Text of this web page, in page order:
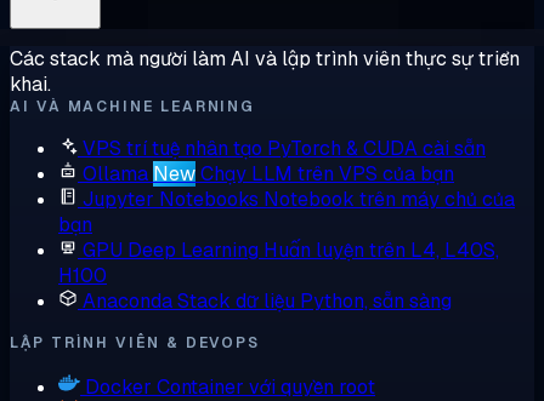
Các stack mà người làm AI và lập trình viên thực sự triển
khai.
AI VÀ MACHINE LEARNING
VPS trí tuệ nhân tạo PyTorch & CUDA cài sẵn
Ollama NewChạy LLM trên VPS của bạn
Jupyter Notebooks Notebook trên máy chủ của
bạn
GPU Deep Learning Huấn luyện trên L4, L40S,
H100
AnacondaStack dữ liệu Python, sẵn sàng
LẬP TRÌNH VIÊN & DEVOPS
Docker Container với quyền root